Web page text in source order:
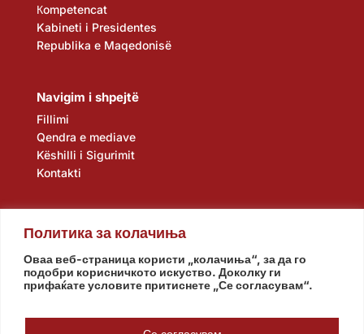
Политика за колачиња
Оваа веб-страница користи „колачиња“, за да го
подобри корисничкото искуство. Доколку ги
прифаќате условите притиснете „Се согласувам“.
Кompetencat
Kabineti i Presidentes
Republika e Maqedonisë
Navigim i shpejtë
Fillimi
Qendra e mediave
Këshilli i Sigurimit
Kontakti